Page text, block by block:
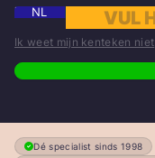
NL
Ik weet mijn kenteken niet
Dé specialist sinds 1998